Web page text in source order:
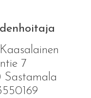
7
Sastamala